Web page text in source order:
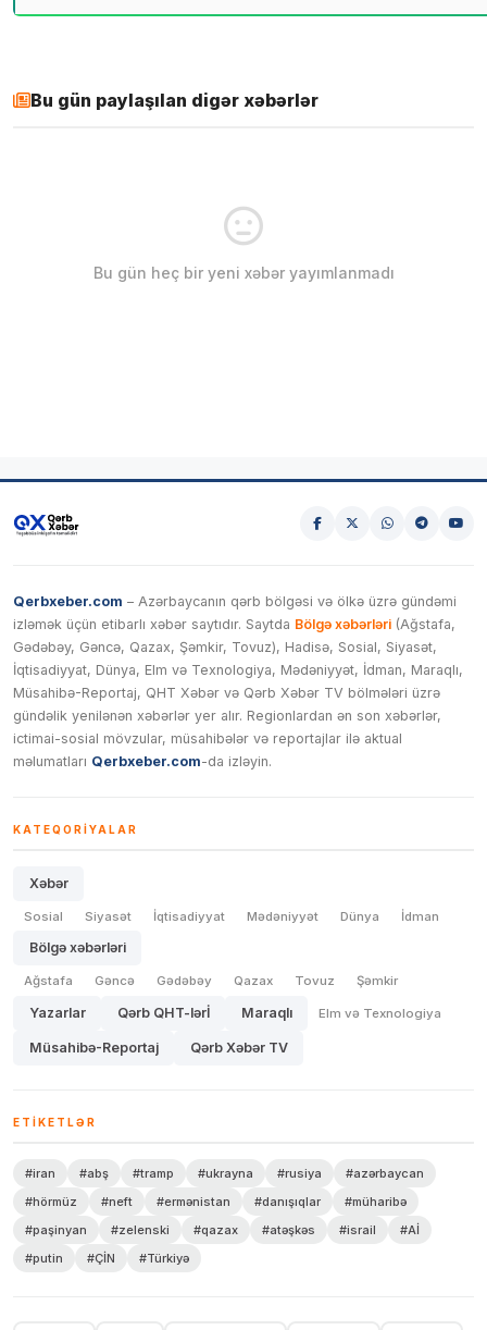
Bu gün paylaşılan digər xəbərlər
Bu gün heç bir yeni xəbər yayımlanmadı
Qerbxeber.com – Azərbaycanın qərb bölgəsi və ölkə üzrə gündəmi
izləmək üçün etibarlı xəbər saytıdır. Saytda Bölgə xəbərləri (Ağstafa,
Gədəbəy, Gəncə, Qazax, Şəmkir, Tovuz), Hadisə, Sosial, Siyasət,
İqtisadiyyat, Dünya, Elm və Texnologiya, Mədəniyyət, İdman, Maraqlı,
Müsahibə-Reportaj, QHT Xəbər və Qərb Xəbər TV bölmələri üzrə
gündəlik yenilənən xəbərlər yer alır. Regionlardan ən son xəbərlər,
ictimai-sosial mövzular, müsahibələr və reportajlar ilə aktual
məlumatları Qerbxeber.com-da izləyin.
KATEQORIYALAR
Xəbər
Sosial Siyasət İqtisadiyyat Mədəniyyət Dünya İdman
Bölgə xəbərləri
Ağstafa Gəncə Gədəbəy Qazax Tovuz Şəmkir
Yazarlar Qərb QHT-lərİ Maraqlı Elm və Texnologiya
Müsahibə-Reportaj Qərb Xəbər TV
ETIKETLƏR
#iran #abş #tramp #ukrayna #rusiya
#azərbaycan
#hörmüz
#neft #ermənistan #danışıqlar
#müharibə
#paşinyan
#zelenski #qazax #atəşkəs #israil
#Aİ
#putin
#ÇİN #Türkiyə